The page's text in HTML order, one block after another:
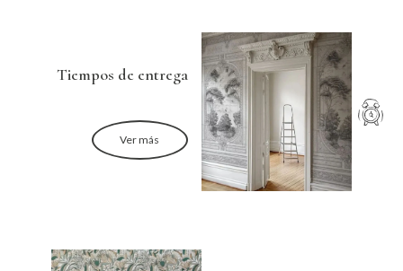
Tiempos de entrega
Ver más